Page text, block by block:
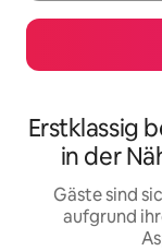
Erstklassig
in der
Gäste sind
aufgrund